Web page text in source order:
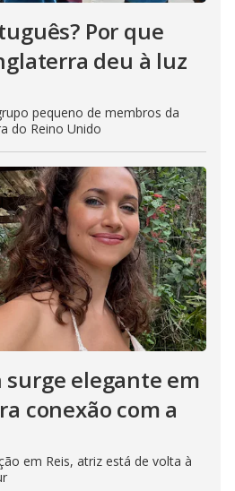
Por que
deu à luz
pequeno de membros da
do Reino Unido
surge elegante em
conexão com a
em Reis, atriz está de volta à